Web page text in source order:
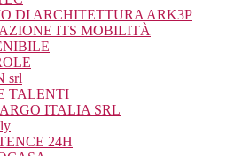
DI ARCHITETTURA ARK3P
ITS MOBILITÀ
srl
TALENTI
ITALIA SRL
24H